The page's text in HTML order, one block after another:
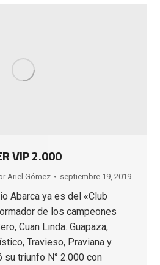
VIP 2.000
Ariel Gómez septiembre 19, 2019
Abarca ya es del «Club
de los campeones
Cuan Linda. Guapaza,
Travieso, Praviana y
triunfo N° 2.000 con